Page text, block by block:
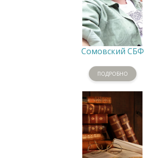
Сомовский СБФ
ПОДРОБНО